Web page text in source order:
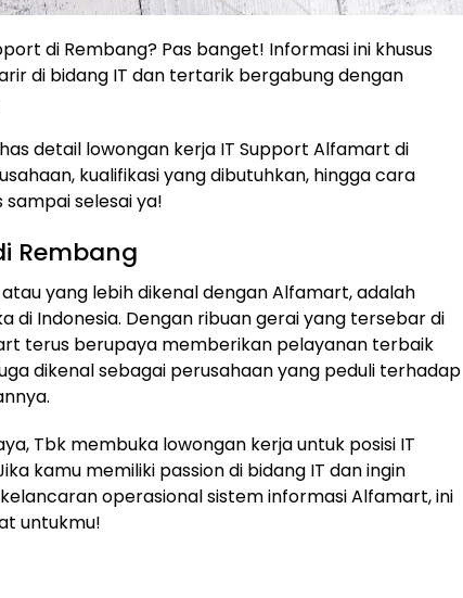
di Rembang? Pas banget! Informasi ini khusus
di bidang IT dan tertarik bergabung dengan
detail lowongan kerja IT Support Alfamart di
kualifikasi yang dibutuhkan, hingga cara
selesai ya!
Rembang
yang lebih dikenal dengan Alfamart, adalah
di Indonesia. Dengan ribuan gerai yang tersebar di
terus berupaya memberikan pelayanan terbaik
dikenal sebagai perusahaan yang peduli terhadap
Tbk membuka lowongan kerja untuk posisi IT
kamu memiliki passion di bidang IT dan ingin
operasional sistem informasi Alfamart, ini
untukmu!